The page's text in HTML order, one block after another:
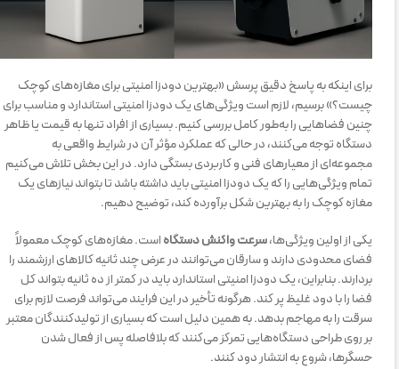
برای اینکه به پاسخ دقیق پرسش «بهترین دودزا امنیتی برای مغازه‌های کوچک
چیست؟» برسیم، لازم است ویژگی‌های یک دودزا امنیتی استاندارد و مناسب برای
چنین فضاهایی را به‌طور کامل بررسی کنیم. بسیاری از افراد تنها به قیمت یا ظاهر
دستگاه توجه می‌کنند، در حالی که عملکرد مؤثر آن در شرایط واقعی به
مجموعه‌ای از معیارهای فنی و کاربردی بستگی دارد. در این بخش تلاش می‌کنیم
تمام ویژگی‌هایی را که یک دودزا امنیتی باید داشته باشد تا بتواند نیازهای یک
مغازه کوچک را به بهترین شکل برآورده کند، توضیح دهیم.
یکی از اولین ویژگی‌ها،سرعت واکنش دستگاهاست. مغازه‌های کوچک معمولاً
فضای محدودی دارند و سارقان می‌توانند در عرض چند ثانیه کالاهای ارزشمند را
بردارند. بنابراین، یک دودزا امنیتی استاندارد باید در کمتر از ده ثانیه بتواند کل
فضا را با دود غلیظ پر کند. هرگونه تأخیر در این فرایند می‌تواند فرصت لازم برای
سرقت را به مهاجم بدهد. به همین دلیل است که بسیاری از تولیدکنندگان معتبر
بر روی طراحی دستگاه‌هایی تمرکز می‌کنند که بلافاصله پس از فعال شدن
حسگرها، شروع به انتشار دود کنند.